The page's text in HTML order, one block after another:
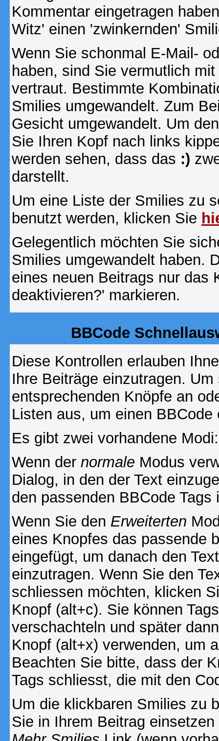
Kommentar eingetragen
Witz' einen 'zwinkernden'
Wenn Sie schonmal E-Mail-
haben, sind Sie vermutlich
vertraut. Bestimmte
Smilies umgewandelt. Zum
Gesicht umgewandelt. Um
Sie Ihren Kopf nach links
werden sehen, dass das :)
darstellt.
Um eine Liste der Smilies zu
benutzt werden, klicken Sie
Gelegentlich möchten Sie
Smilies umgewandelt haben.
eines neuen Beitrags nur das
deaktivieren?' markieren.
BBCode
Diese Kontrollen erlauben
Ihre Beiträge einzutragen.
entsprechenden Knöpfe an
Listen aus, um einen BBCode
Es gibt zwei vorhandene
Wenn der normale Modus
Dialog, in den der Text
den passenden BBCode
Wenn Sie den Erweiterten
eines Knopfes das passende
eingefügt, um danach den
einzutragen. Wenn Sie den
schliessen möchten, klicken
Knopf (alt+c). Sie können
verschachteln und später
Knopf (alt+x) verwenden, um
Beachten Sie bitte, dass der
Tags schliesst, die mit den
Um die klickbaren Smilies zu
Sie in Ihrem Beitrag